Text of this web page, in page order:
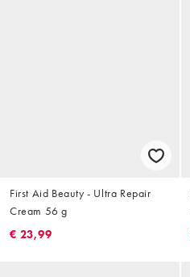
First Aid Beauty - Ultra Repair
Cream 56 g
€ 23,99